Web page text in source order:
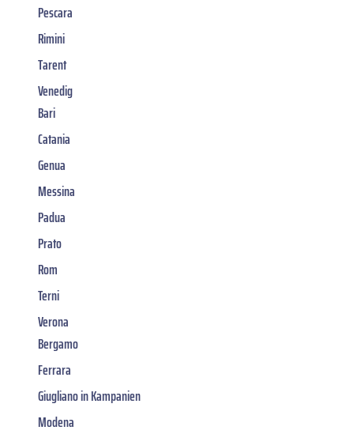
Pescara
Rimini
Tarent
Venedig
Bari
Catania
Genua
Messina
Padua
Prato
Rom
Terni
Verona
Bergamo
Ferrara
Giugliano in Kampanien
Modena